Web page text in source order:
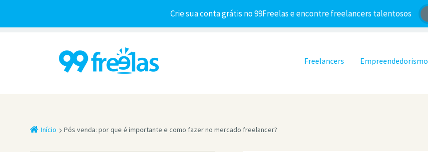
Crie sua conta grátis no 99Freelas e encontre freelancers talentosos
Pular para o conteúdo
Freelancers Empreendedorismo
Início Pós venda: por que é importante e como fazer no mercado freelancer?